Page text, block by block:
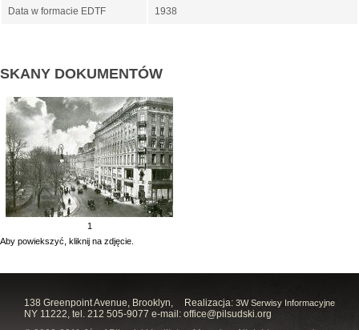
Data w formacie EDTF 1938
SKANY DOKUMENTÓW
1
Aby powiekszyć, kliknij na zdjęcie.
Realizacja: 3W Serwisy Informacyjne
138 Greenpoint Avenue, Brooklyn,
NY 11222, tel. 212 505-9077 e-mail: office@pilsudski.org